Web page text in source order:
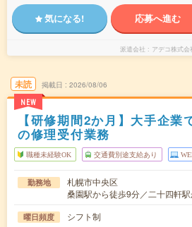
気になる! 応募へ進む
派遣会社 アデコ株式会
未読
NEW
掲載日 2026/08/06
【研修期間2か月】大手企業
の修理受付業務
職種未経験OK 交通費別途支給あり
勤務地
札幌市中央区
桑園駅から徒歩9分／二十四軒
曜日頻度 シフト制